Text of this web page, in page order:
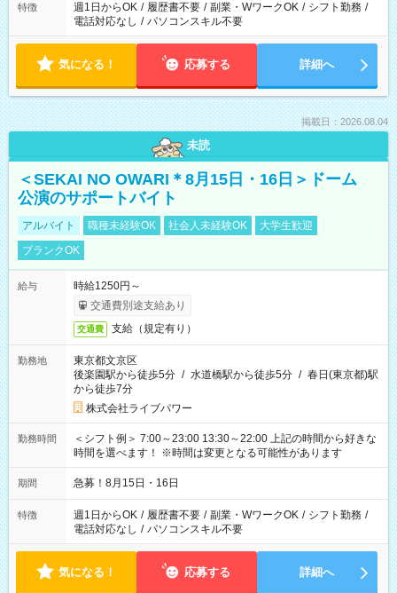
特徴 週1日からOK / 履歴書不要 / 副業・WワークOK / シフト勤務 /
電話対応なし / パソコンスキル不要
気になる！ 応募する 詳細へ
掲載日：2026.08.04
未読
＜SEKAI NO OWARI＊8月15日・16日＞ドーム
公演のサポートバイト
アルバイト 職種未経験OK 社会人未経験OK
大学生歓迎
ブランクOK
給与
時給1250円～
交通費別途支給あり
交通費 支給（規定有り）
勤務地
東京都文京区
後楽園駅から徒歩5分 / 水道橋駅から徒歩5分 / 春日(東京都)駅
から徒歩7分
株式会社ライブパワー
勤務時間
＜シフト例＞ 7:00～23:00 13:30～22:00 上記の時間から好きな
時間を選べます！ ※時間は変更となる可能性があります
期間 急募！8月15日・16日
特徴 週1日からOK / 履歴書不要 / 副業・WワークOK / シフト勤務 /
電話対応なし / パソコンスキル不要
気になる！ 応募する 詳細へ